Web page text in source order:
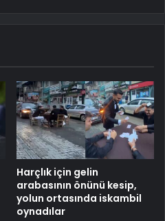
Harçlık için gelin
arabasının önünü kesip,
yolun ortasında iskambil
oynadılar